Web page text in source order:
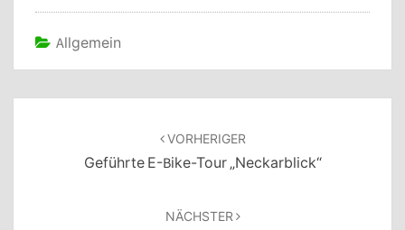
Allgemein
VORHERIGER
Geführte E-Bike-Tour „Neckarblick“
NÄCHSTER